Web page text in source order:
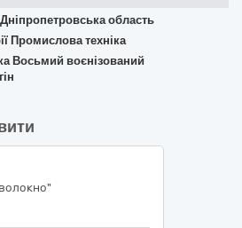
Дніпропетровська область
Промислова техніка
Восьмий воєнізований